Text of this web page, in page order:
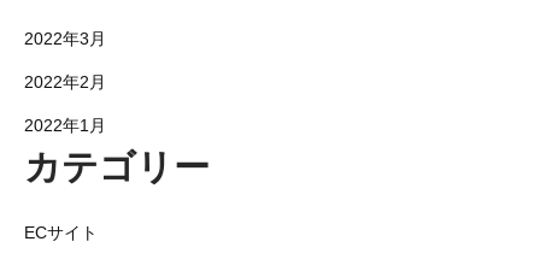
2022年3月
2022年2月
2022年1月
カテゴリー
ECサイト